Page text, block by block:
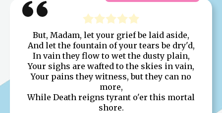
But, Madam, let your grief be laid aside,
And let the fountain of your tears be dry'd,
In vain they flow to wet the dusty plain,
Your sighs are wafted to the skies in vain,
Your pains they witness, but they can no
more,
While Death reigns tyrant o'er this mortal
shore.